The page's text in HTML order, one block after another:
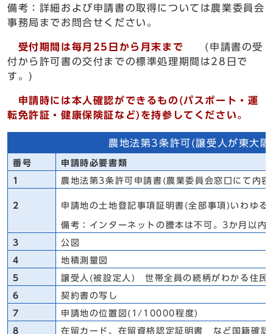
備考：詳細および申請書の取得については農業委員会
事務局までお問合せください。
受付期間は毎月25日から月末まで (申請書の受
付から許可書の交付までの標準処理期間は28日で
す。)
申請時には本人確認ができるもの(パスポート・運
転免許証・健康保険証など)を持参してください。
農地法第3条許可(譲受人が東大
番号 申請時必要書類
1 農地法第3条許可申請書(農業委員会窓口にて内
2 申請地の土地登記事項証明書(全部事項)いわゆ
備考：インターネットの謄本は不可。3か月以
3 公図
4 地積測量図
5 譲受人(被設定人) 世帯全員の続柄がわかる住民
6 契約書の写し
7 申請地の位置図(1/10000程度)
8 在留カード、在留資格認定証明書 など国籍確認